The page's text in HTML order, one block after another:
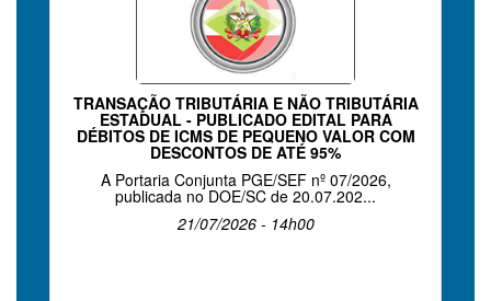
TRANSAÇÃO TRIBUTÁRIA E NÃO TRIBUTÁRIA
ESTADUAL - PUBLICADO EDITAL PARA
DÉBITOS DE ICMS DE PEQUENO VALOR COM
DESCONTOS DE ATÉ 95%
A Portaria Conjunta PGE/SEF nº 07/2026,
publicada no DOE/SC de 20.07.202...
21/07/2026 - 14h00